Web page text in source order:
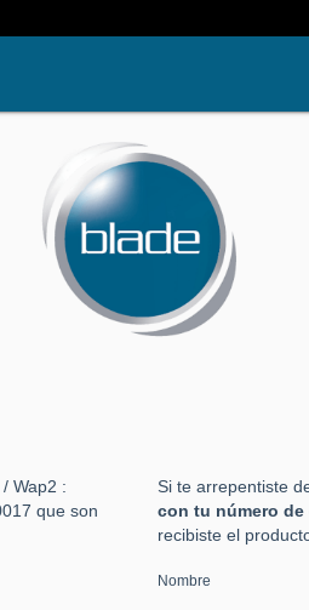
Wap2 :
que son
Si te arrepentiste
con tu número de
recibiste el
Nombre